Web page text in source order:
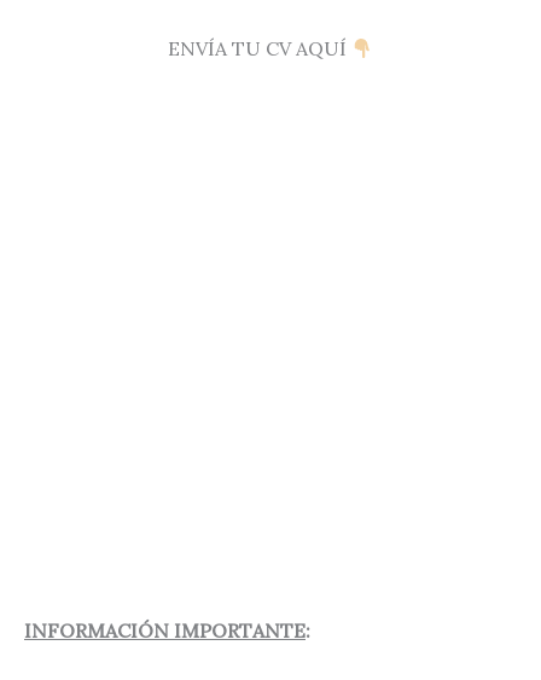
ENVÍA TU CV AQUÍ
INFORMACIÓN IMPORTANTE: